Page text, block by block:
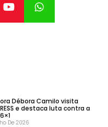
Débora Camilo visita
e destaca luta contra a
De 2026